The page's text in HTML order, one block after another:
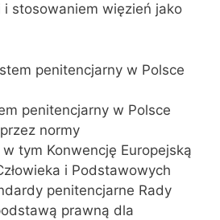
stosowaniem więzień jako
penitencjarny w Polsce
penitencjarny w Polsce
normy
tym Konwencję Europejską
i Podstawowych
penitencjarne Rady
prawną dla